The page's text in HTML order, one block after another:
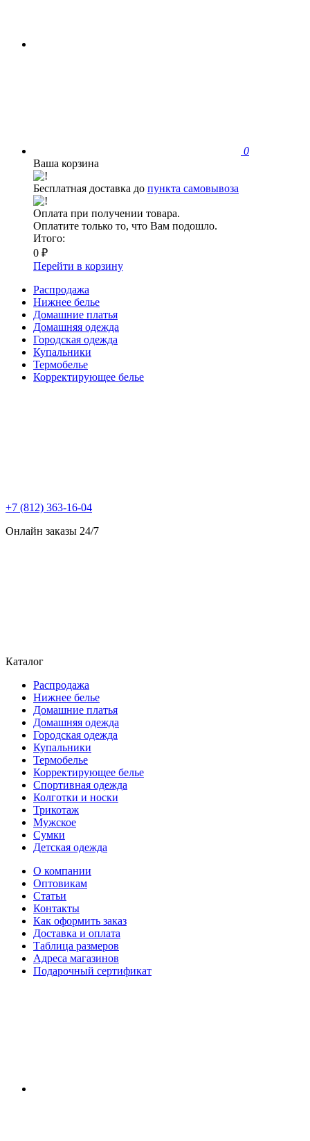
0
Ваша корзина
Бесплатная доставка до пункта самовывоза
Оплата при получении товара.
Оплатите только то, что Вам подошло.
Итого:
0 ₽
Перейти в корзину
Распродажа
Нижнее белье
Домашние платья
Домашняя одежда
Городская одежда
Купальники
Термобелье
Корректирующее белье
+7 (812) 363-16-04
Онлайн заказы 24/7
Каталог
Распродажа
Нижнее белье
Домашние платья
Домашняя одежда
Городская одежда
Купальники
Термобелье
Корректирующее белье
Спортивная одежда
Колготки и носки
Трикотаж
Мужское
Сумки
Детская одежда
О компании
Оптовикам
Статьи
Контакты
Как оформить заказ
Доставка и оплата
Таблица размеров
Адреса магазинов
Подарочный сертификат